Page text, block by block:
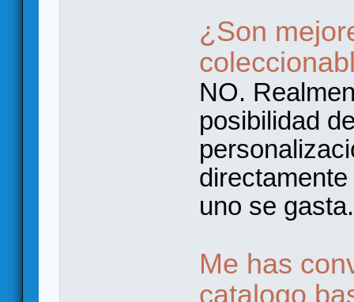
¿Son
NO.
posibilidad
uno se gasta.
Me has
catalogo